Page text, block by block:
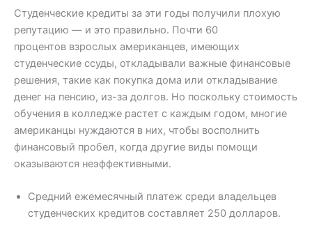
Студенческие кредиты за эти годы получили плохую
репутацию — и это правильно. Почти 60
процентов взрослых американцев, имеющих
студенческие ссуды, откладывали важные финансовые
решения, такие как покупка дома или откладывание
денег на пенсию, из-за долгов. Но поскольку стоимость
обучения в колледже растет с каждым годом, многие
американцы нуждаются в них, чтобы восполнить
финансовый пробел, когда другие виды помощи
оказываются неэффективными.
Средний ежемесячный платеж среди владельцев
студенческих кредитов составляет 250 долларов.